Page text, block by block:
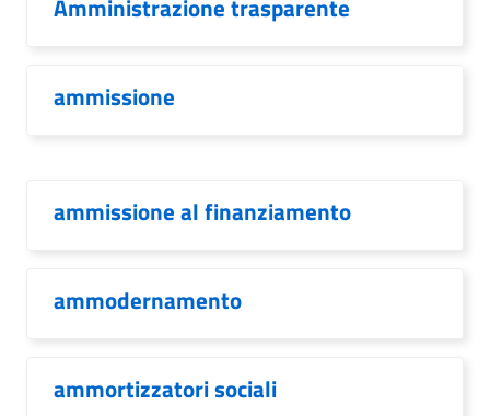
Amministrazione trasparente
ammissione
ammissione al finanziamento
ammodernamento
ammortizzatori sociali